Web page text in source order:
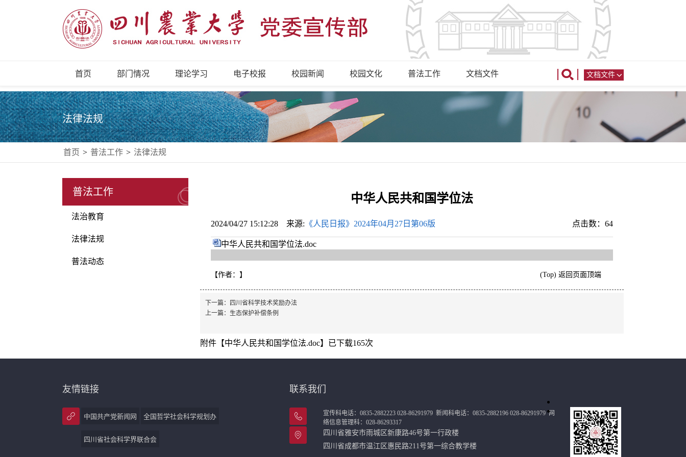
首页 部门情况 理论学习 电子校报 校园新闻 校园文化 普法工作 文档文件 文档文件
法律法规
首页 > 普法工作 > 法律法规
普法工作
法治教育
法律法规
普法动态
中华人民共和国学位法
点击数：64
2024/04/27 15:12:28 来源: 《人民日报》2024年04月27日第06版
中华人民共和国学位法.doc
【作者： 】 (Top) 返回页面顶端
下一篇：
四川省科学技术奖励办法
上一篇： 生态保护补偿条例
附件【中华人民共和国学位法.doc】已下载165次
友情链接
中国共产党新闻网 全国哲学社会科学规划办
四川省社会科学界联合会
联系我们
宣传科电话：0835-2882223 028-86291979 新闻科电话：0835-2882196 028-86291979网
络信息管理科：028-86293317
四川省雅安市雨城区新康路46号第一行政楼
四川省成都市温江区惠民路211号第一综合教学楼